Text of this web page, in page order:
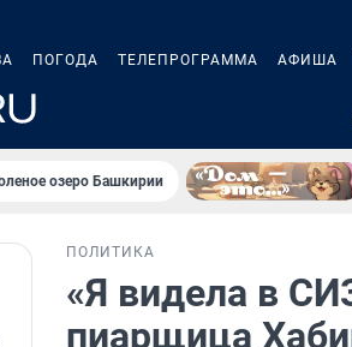
ПОГОДА ТЕЛЕПРОГРАММА АФИША
озеро Башкирии
ПОЛИТИКА
«Я видела в
пиарщица